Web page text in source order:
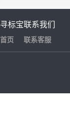
寻标宝
首页
联系我们
联系客服